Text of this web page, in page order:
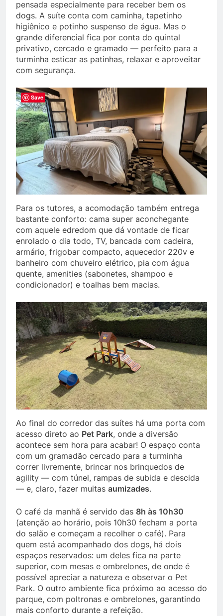
pensada especialmente para receber bem os
dogs. A suíte conta com caminha, tapetinho
higiênico e potinho suspenso de água. Mas o
grande diferencial fica por conta do quintal
privativo, cercado e gramado — perfeito para a
turminha esticar as patinhas, relaxar e aproveitar
com segurança.
Para os tutores, a acomodação também entrega
bastante conforto: cama super aconchegante
com aquele edredom que dá vontade de ficar
enrolado o dia todo, TV, bancada com cadeira,
armário, frigobar compacto, aquecedor 220v e
banheiro com chuveiro elétrico, pia com água
quente, amenities (sabonetes, shampoo e
condicionador) e toalhas bem macias.
Ao final do corredor das suítes há uma porta com
acesso direto ao Pet Park, onde a diversão
acontece sem hora para acabar! O espaço conta
com um gramadão cercado para a turminha
correr livremente, brincar nos brinquedos de
agility — com túnel, rampas de subida e descida
— e, claro, fazer muitas aumizades.
O café da manhã é servido das 8h às 10h30
(atenção ao horário, pois 10h30 fecham a porta
do salão e começam a recolher o café). Para
quem está acompanhado dos dogs, há dois
espaços reservados: um deles fica na parte
superior, com mesas e ombrelones, de onde é
possível apreciar a natureza e observar o Pet
Park. O outro ambiente fica próximo ao acesso do
parque, com poltronas e ombrelones, garantindo
mais conforto durante a refeição.
Save